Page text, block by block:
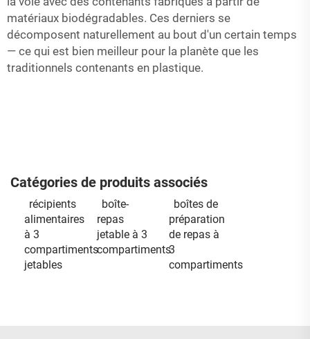
matériaux biodégradables. Ces derniers se
décomposent naturellement au bout d'un certain temps
— ce qui est bien meilleur pour la planète que les
traditionnels contenants en plastique.
Catégories de produits associés
récipients
alimentaires
à 3
compartiments
jetables
boîte-
repas
jetable à 3
compartiments
boîtes de
préparation
de repas à
3
compartiments